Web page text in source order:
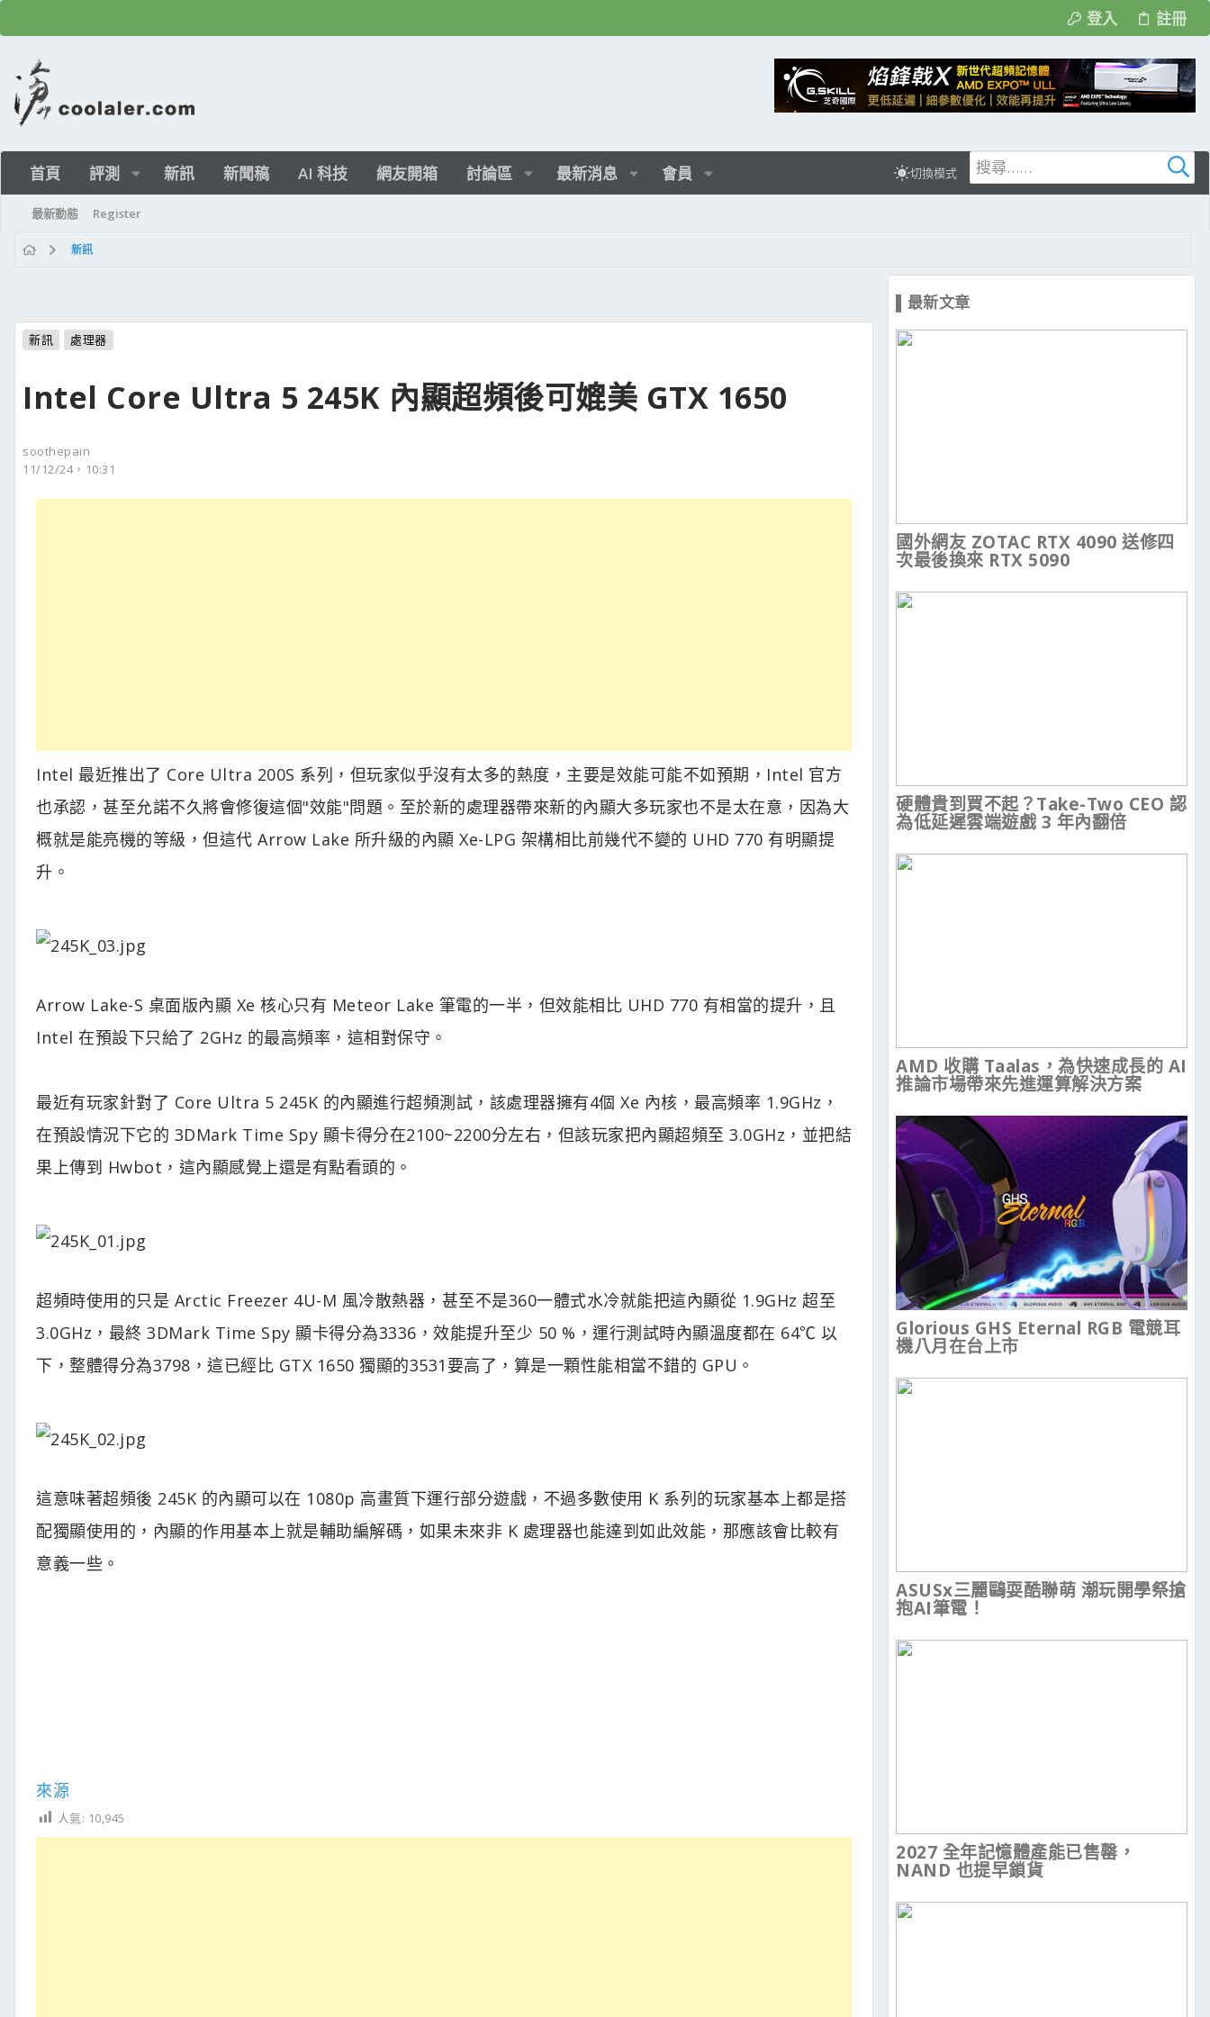
登入 註冊
首頁 評測 新訊 新聞稿 AI 科技 網友開箱 討論區 最新消息 會員 切換模式
最新動態 Register
新訊
新訊 處理器
Intel Core Ultra 5 245K 內顯超頻後可媲美 GTX 1650
soothepain
11/12/24，10:31
Intel 最近推出了 Core Ultra 200S 系列，但玩家似乎沒有太多的熱度，主要是效能可能不如預期，Intel 官方
也承認，甚至允諾不久將會修復這個"效能"問題。至於新的處理器帶來新的內顯大多玩家也不是太在意，因為大
概就是能亮機的等級，但這代 Arrow Lake 所升級的內顯 Xe-LPG 架構相比前幾代不變的 UHD 770 有明顯提
升。
Arrow Lake-S 桌面版內顯 Xe 核心只有 Meteor Lake 筆電的一半，但效能相比 UHD 770 有相當的提升，且
Intel 在預設下只給了 2GHz 的最高頻率，這相對保守。
最近有玩家針對了 Core Ultra 5 245K 的內顯進行超頻測試，該處理器擁有4個 Xe 內核，最高頻率 1.9GHz，
在預設情況下它的 3DMark Time Spy 顯卡得分在2100~2200分左右，但該玩家把內顯超頻至 3.0GHz，並把結
果上傳到 Hwbot，這內顯感覺上還是有點看頭的。
超頻時使用的只是 Arctic Freezer 4U-M 風冷散熱器，甚至不是360一體式水冷就能把這內顯從 1.9GHz 超至
3.0GHz，最終 3DMark Time Spy 顯卡得分為3336，效能提升至少 50 %，運行測試時內顯溫度都在 64℃ 以
下，整體得分為3798，這已經比 GTX 1650 獨顯的3531要高了，算是一顆性能相當不錯的 GPU。
這意味著超頻後 245K 的內顯可以在 1080p 高畫質下運行部分遊戲，不過多數使用 K 系列的玩家基本上都是搭
配獨顯使用的，內顯的作用基本上就是輔助編解碼，如果未來非 K 處理器也能達到如此效能，那應該會比較有
意義一些。
來源
人氣: 10,945
▌最新文章
國外網友 ZOTAC RTX 4090 送修四
次最後換來 RTX 5090
硬體貴到買不起？Take-Two CEO 認
為低延遲雲端遊戲 3 年內翻倍
AMD 收購 Taalas，為快速成長的 AI
推論市場帶來先進運算解決方案
Glorious GHS Eternal RGB 電競耳
機八月在台上市
ASUSx三麗鷗耍酷聯萌 潮玩開學祭搶
抱AI筆電！
2027 全年記憶體產能已售罄，
NAND 也提早鎖貨